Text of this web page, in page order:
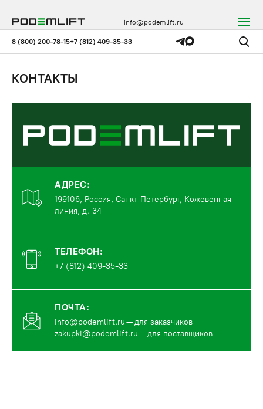
8 (800) 200-78-15+7 (812) 409-35-33
info@podemlift.ru
КОНТАКТЫ
АДРЕС:
199106, Россия, Санкт-Петербург, Кожевенная
линия, д. 34
ТЕЛЕФОН:
+7 (812) 409-35-33
ПОЧТА:
info@podemlift.ru— для заказчиков
zakupki@podemlift.ru— для поставщиков